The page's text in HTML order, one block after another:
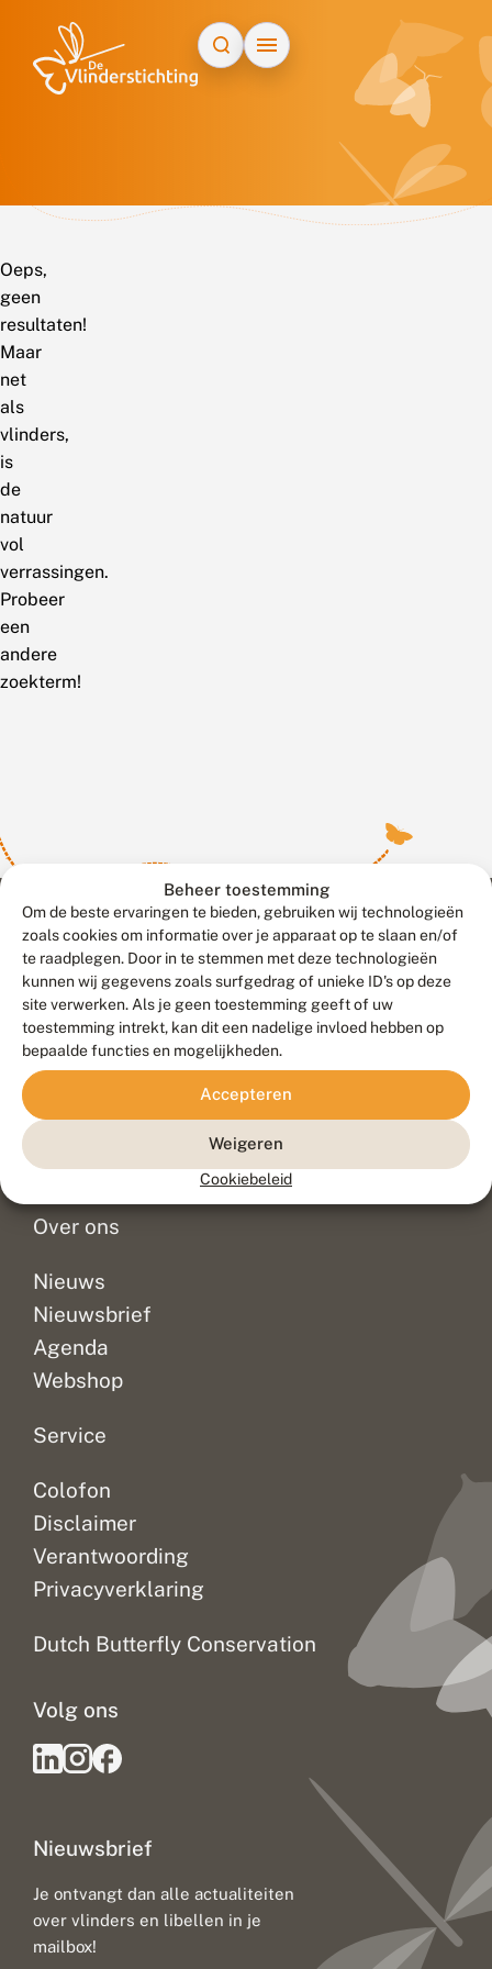
Beheer toestemming
Om de beste ervaringen te bieden, gebruiken wij technologieën
zoals cookies om informatie over je apparaat op te slaan en/of
te raadplegen. Door in te stemmen met deze technologieën
kunnen wij gegevens zoals surfgedrag of unieke ID's op deze
site verwerken. Als je geen toestemming geeft of uw
toestemming intrekt, kan dit een nadelige invloed hebben op
bepaalde functies en mogelijkheden.
Accepteren
Weigeren
Cookiebeleid
Oeps,
geen
resultaten!
Maar
net
als
vlinders,
is
de
natuur
vol
verrassingen.
Probeer
een
andere
zoekterm!
Contact
Veelgestelde vragen
Doneer
Over ons
Nieuws
Nieuwsbrief
Agenda
Webshop
Service
Colofon
Disclaimer
Verantwoording
Privacyverklaring
Dutch Butterfly Conservation
Nieuwsbrief
Je ontvangt dan alle actualiteiten
over vlinders en libellen in je
mailbox!
Volg ons
Meld waarnemingen© 2026 Vlinderstichting
Duurzaam ontwikkeld door
Go2People
, ontworpen door
Blue Field Agency
Privacy
Disclaimer
Sitemap